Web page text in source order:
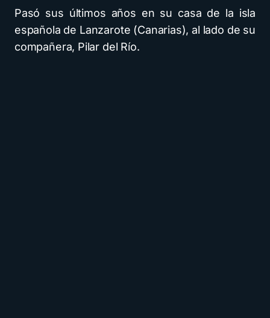
Pasó sus últimos años en su casa de la isla
española de Lanzarote (Canarias), al lado de su
compañera, Pilar del Río.